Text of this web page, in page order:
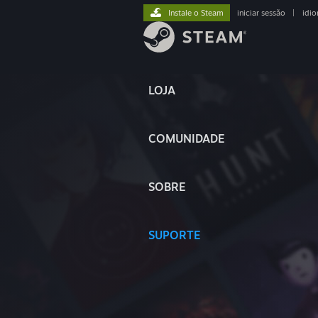
LOJA
COMUNIDADE
SOBRE
SUPORTE
Instale o Steam iniciar sessão